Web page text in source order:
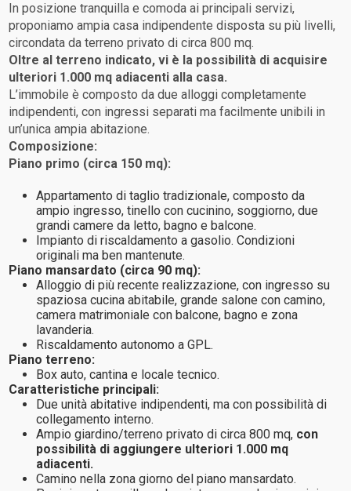
In posizione tranquilla e comoda ai principali servizi,
proponiamo ampia casa indipendente disposta su più livelli,
circondata da terreno privato di circa 800 mq.
Oltre al terreno indicato, vi è la possibilità di acquisire
ulteriori 1.000 mq adiacenti alla casa.
L’immobile è composto da due alloggi completamente
indipendenti, con ingressi separati ma facilmente unibili in
un’unica ampia abitazione.
Composizione:
Piano primo (circa 150 mq):
Appartamento di taglio tradizionale, composto da
ampio ingresso, tinello con cucinino, soggiorno, due
grandi camere da letto, bagno e balcone.
Impianto di riscaldamento a gasolio. Condizioni
originali ma ben mantenute.
Piano mansardato (circa 90 mq):
Alloggio di più recente realizzazione, con ingresso su
spaziosa cucina abitabile, grande salone con camino,
camera matrimoniale con balcone, bagno e zona
lavanderia.
Riscaldamento autonomo a GPL.
Piano terreno:
Box auto, cantina e locale tecnico.
Caratteristiche principali:
Due unità abitative indipendenti, ma con possibilità di
collegamento interno.
Ampio giardino/terreno privato di circa 800 mq, con
possibilità di aggiungere ulteriori 1.000 mq
adiacenti.
Camino nella zona giorno del piano mansardato.